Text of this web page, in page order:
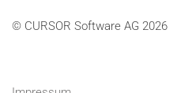
© CURSOR Software AG 2026